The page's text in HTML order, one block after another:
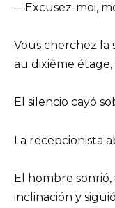
—Excusez-moi,
Vous cherchez la
au dixième
El silencio cayó
La recepcionista
El hombre
inclinación y